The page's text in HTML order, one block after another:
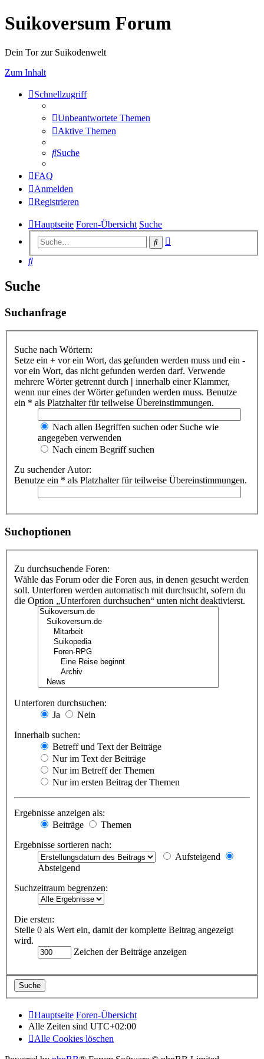
Suikoversum Forum
Dein Tor zur Suikodenwelt
Zum Inhalt
Schnellzugriff
Unbeantwortete Themen
Aktive Themen
Suche
FAQ
Anmelden
Registrieren
Hauptseite Foren-Übersicht Suche
Suche
Suche
Suche
Suchanfrage
Suche nach Wörtern:
Setze ein + vor ein Wort, das gefunden werden muss und ein -
vor ein Wort, das nicht gefunden werden darf. Verwende
mehrere Wörter getrennt durch | innerhalb einer Klammer,
wenn nur eines der Wörter gefunden werden muss. Benutze
ein * als Platzhalter für teilweise Übereinstimmungen.
Nach allen Begriffen suchen oder Suche wie
angegeben verwenden
Nach einem Begriff suchen
Zu suchender Autor:
Benutze ein * als Platzhalter für teilweise Übereinstimmungen.
Suchoptionen
Zu durchsuchende Foren:
Wähle das Forum oder die Foren aus, in denen gesucht werden
soll. Unterforen werden automatisch mit durchsucht, sofern du
die Option „Unterforen durchsuchen“ unten nicht deaktivierst.
Unterforen durchsuchen:
Ja
Nein
Innerhalb suchen:
Betreff und Text der Beiträge
Nur im Text der Beiträge
Nur im Betreff der Themen
Nur im ersten Beitrag der Themen
Ergebnisse anzeigen als:
Beiträge
Themen
Ergebnisse sortieren nach:
Aufsteigend
Absteigend
Suchzeitraum begrenzen:
Die ersten:
Stelle 0 als Wert ein, damit der komplette Beitrag angezeigt
wird.
Zeichen der Beiträge anzeigen
Hauptseite Foren-Übersicht
Alle Zeiten sind UTC+02:00
Alle Cookies löschen